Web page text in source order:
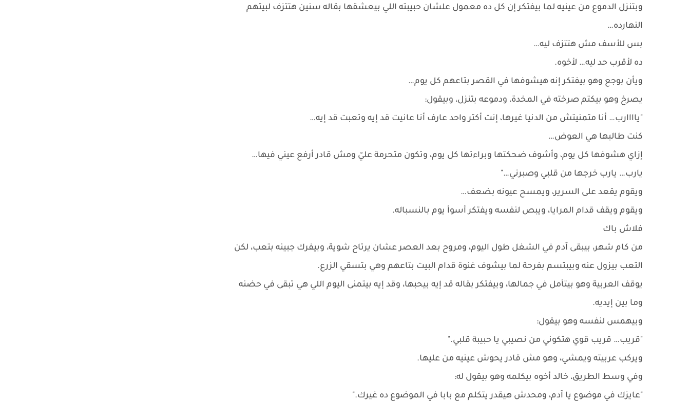
وبتنزل الدموع من عينيه لما بيفتكر إن كل ده معمول علشان حبيبته اللي بيعشقها بقاله سنين هتتزف لبيتهم
النهارده…
بس للأسف مش هتتزف ليه…
ده لأقرب حد ليه… لأخوه.
ويأن بوجع وهو بيفتكر إنه هيشوفها في القصر بتاعهم كل يوم…
يصرخ وهو بيكتم صرخته في المخدة، ودموعه بتنزل، وبيقول:
"ياااارب… أنا متمنيتش من الدنيا غيرها، إنت أكتر واحد عارف أنا عانيت قد إيه وتعبت قد إيه…
كنت طالبها هي العوض…
إزاي هشوفها كل يوم، وأشوف ضحكتها وبراءتها كل يوم، وتكون متحرمة عليّ ومش قادر أرفع عيني فيها…
يارب… يارب خرجها من قلبي وصبرني…"
ويقوم يقعد على السرير، ويمسح عيونه بضعف…
ويقوم ويقف قدام المرايا، ويبص لنفسه ويفتكر أسوأ يوم بالنسباله.
فلاش باك
من كام شهر، بيبقى آدم في الشغل طول اليوم، ومروح بعد العصر عشان يرتاح شوية، وبيفرك جبينه بتعب، لكن
التعب بيزول عنه وبيبتسم بفرحة لما بيشوف غنوة قدام البيت بتاعهم وهي بتسقي الزرع.
يوقف العربية وهو بيتأمل في جمالها، وبيفتكر بقاله قد إيه بيحبها، وقد إيه بيتمنى اليوم اللي هي تبقى في حضنه
وما بين إيديه.
وبيهمس لنفسه وهو بيقول:
"قريب… قريب قوي هتكوني من نصيبي يا حبيبة قلبي."
ويركب عربيته ويمشي، وهو مش قادر يحوش عينيه من عليها.
وفي وسط الطريق، خالد أخوه بيكلمه وهو بيقول له:
"عايزك في موضوع يا آدم، ومحدش هيقدر يتكلم مع بابا في الموضوع ده غيرك."